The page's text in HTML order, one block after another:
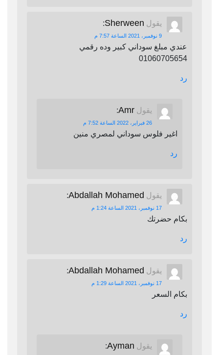
يقول Sherween
:
9 نوفمبر، 2021 الساعة 7:57 م
عندي مبلغ سوداني كبير وده رقمي
01060705654
رد
يقول Amr
:
26 فبراير، 2022 الساعة 7:52 م
اغير فلوس سوداني لمصري منين
رد
يقول Abdallah Mohamed
:
17 نوفمبر، 2021 الساعة 1:24 م
بكام حضرتك
رد
يقول Abdallah Mohamed
:
17 نوفمبر، 2021 الساعة 1:29 م
بكام السعر
رد
يقول Ayman
: